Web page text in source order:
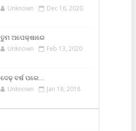
Unknown Dec 16, 2020
ତୁମ ଅପେକ୍ଷାରେ
Unknown Feb 13, 2020
ଦେଢ଼ ବର୍ଷ ପରେ....
Unknown Jan 18, 2018